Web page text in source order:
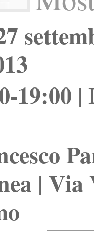
19:00 |
| Via